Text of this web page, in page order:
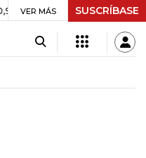
UVR $ 416,96 +$ 0,05 +0,01%
VER MÁS SUSCRÍBASE